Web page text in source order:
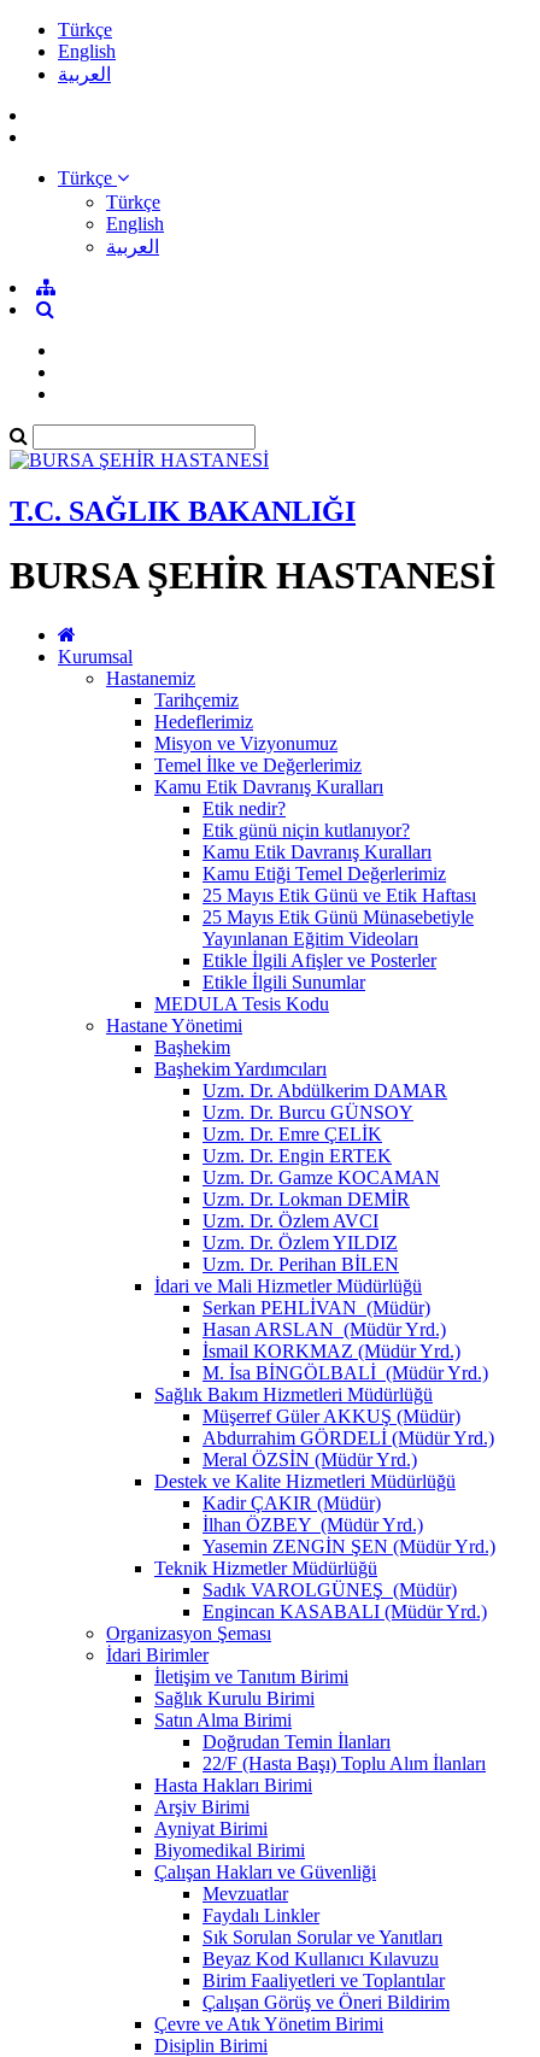
Türkçe
English
العربية
Türkçe
Türkçe
English
العربية
T.C. SAĞLIK BAKANLIĞI
BURSA ŞEHİR HASTANESİ
Kurumsal
Hastanemiz
Tarihçemiz
Hedeflerimiz
Misyon ve Vizyonumuz
Temel İlke ve Değerlerimiz
Kamu Etik Davranış Kuralları
Etik nedir?
Etik günü niçin kutlanıyor?
Kamu Etik Davranış Kuralları
Kamu Etiği Temel Değerlerimiz
25 Mayıs Etik Günü ve Etik Haftası
25 Mayıs Etik Günü Münasebetiyle
Yayınlanan Eğitim Videoları
Etikle İlgili Afişler ve Posterler
Etikle İlgili Sunumlar
MEDULA Tesis Kodu
Hastane Yönetimi
Başhekim
Başhekim Yardımcıları
Uzm. Dr. Abdülkerim DAMAR
Uzm. Dr. Burcu GÜNSOY
Uzm. Dr. Emre ÇELİK
Uzm. Dr. Engin ERTEK
Uzm. Dr. Gamze KOCAMAN
Uzm. Dr. Lokman DEMİR
Uzm. Dr. Özlem AVCI
Uzm. Dr. Özlem YILDIZ
Uzm. Dr. Perihan BİLEN
İdari ve Mali Hizmetler Müdürlüğü
Serkan PEHLİVAN (Müdür)
Hasan ARSLAN (Müdür Yrd.)
İsmail KORKMAZ (Müdür Yrd.)
M. İsa BİNGÖLBALİ (Müdür Yrd.)
Sağlık Bakım Hizmetleri Müdürlüğü
Müşerref Güler AKKUŞ (Müdür)
Abdurrahim GÖRDELİ (Müdür Yrd.)
Meral ÖZSİN (Müdür Yrd.)
Destek ve Kalite Hizmetleri Müdürlüğü
Kadir ÇAKIR (Müdür)
İlhan ÖZBEY (Müdür Yrd.)
Yasemin ZENGİN ŞEN (Müdür Yrd.)
Teknik Hizmetler Müdürlüğü
Sadık VAROLGÜNEŞ (Müdür)
Engincan KASABALI (Müdür Yrd.)
Organizasyon Şeması
İdari Birimler
İletişim ve Tanıtım Birimi
Sağlık Kurulu Birimi
Satın Alma Birimi
Doğrudan Temin İlanları
22/F (Hasta Başı) Toplu Alım İlanları
Hasta Hakları Birimi
Arşiv Birimi
Ayniyat Birimi
Biyomedikal Birimi
Çalışan Hakları ve Güvenliği
Mevzuatlar
Faydalı Linkler
Sık Sorulan Sorular ve Yanıtları
Beyaz Kod Kullanıcı Kılavuzu
Birim Faaliyetleri ve Toplantılar
Çalışan Görüş ve Öneri Bildirim
Çevre ve Atık Yönetim Birimi
Disiplin Birimi